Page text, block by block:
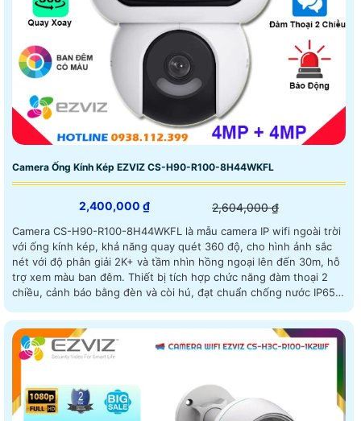
Camera Ống Kính Kép EZVIZ CS-H90-R100-8H44WKFL
2,400,000 ₫ 2,604,000 ₫
Camera CS-H90-R100-8H44WKFL là mẫu camera IP wifi ngoài trời
với ống kính kép, khả năng quay quét 360 độ, cho hình ảnh sắc
nét với độ phân giải 2K+ và tầm nhìn hồng ngoại lên đến 30m, hỗ
trợ xem màu ban đêm. Thiết bị tích hợp chức năng đàm thoại 2
chiều, cảnh báo bằng đèn và còi hú, đạt chuẩn chống nước IP65,
CS-H90-R100-8H44WKFL là camera đa năng kết hợp cảnh báo
ngay lập tức và thông báo qua phần mềm trên điện thoại